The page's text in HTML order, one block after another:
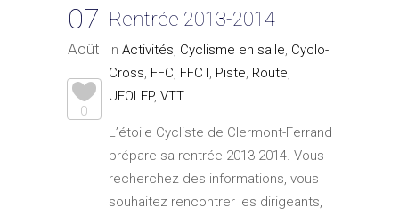
07
Août
0
Rentrée 2013-2014
In Activités, Cyclisme en salle, Cyclo-
Cross, FFC, FFCT, Piste, Route,
UFOLEP, VTT
L’étoile Cycliste de Clermont-Ferrand
prépare sa rentrée 2013-2014. Vous
recherchez des informations, vous
souhaitez rencontrer les dirigeants,